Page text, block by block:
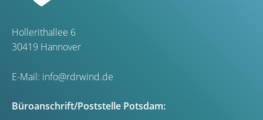
Hollerithallee 6
30419 Hannover
E-Mail: info@rdrwind.de
Büroanschrift/Poststelle Potsdam: